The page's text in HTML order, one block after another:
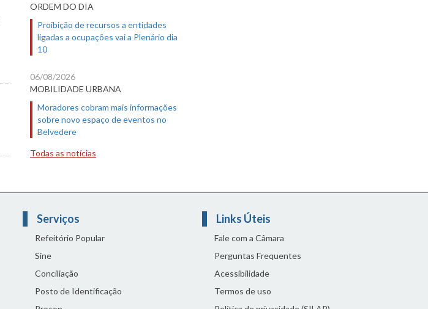
ORDEM DO DIA
Proibição de recursos a entidades
ligadas a ocupações vai a Plenário dia
10
06/08/2026
MOBILIDADE URBANA
Moradores cobram mais informações
sobre novo espaço de eventos no
Belvedere
Todas as notícias
Serviços
Refeitório Popular
Sine
Conciliação
Posto de Identificação
Links Úteis
Fale com a Câmara
Perguntas Frequentes
Acessibilidade
Termos de uso